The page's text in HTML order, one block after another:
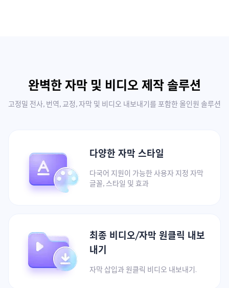
완벽한 자막 및 비디오 제작 솔루션
고정밀 전사, 번역, 교정, 자막 및 비디오 내보내기를 포함한 올인원 솔루션
다양한 자막 스타일
다국어 지원이 가능한 사용자 지정 자막
글꼴, 스타일 및 효과
최종 비디오/자막 원클릭 내보
내기
자막 삽입과 원클릭 비디오 내보내기.